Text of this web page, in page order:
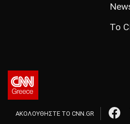
Το
ΑΚΟΛΟΥΘΗΣΤΕ ΤΟ CNN.GR